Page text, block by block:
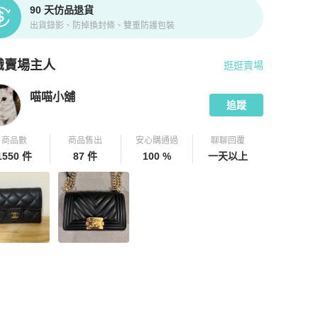
90 天仿品退貨
出貨錄影、防掉換封條、雙重防護包裝
賣場主人
拍拍圈嚴選賣家
逛逛賣場
喵喵小舖
追蹤
商品數
件
商品售出
87 件
安心購通過
100 %
聊聊回覆
一天以上